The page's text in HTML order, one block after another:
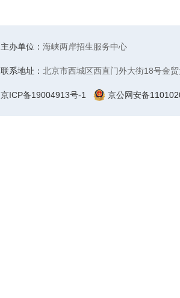
主办单位： 海峡两岸招生服务中心
联系地址： 北京市西城区西直门外大街18号金
京ICP备19004913号-1 京公网安备